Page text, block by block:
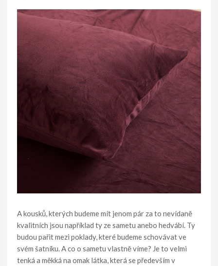
A kousků, kterých budeme mít jenom pár za to nevídaně
kvalitních jsou například ty ze sametu anebo hedvábí. Ty
budou pařit mezi poklady, které budeme schovávat ve
svém šatníku. A co o sametu vlastně víme? Je to velmi
tenká a měkká na omak látka, která se především v